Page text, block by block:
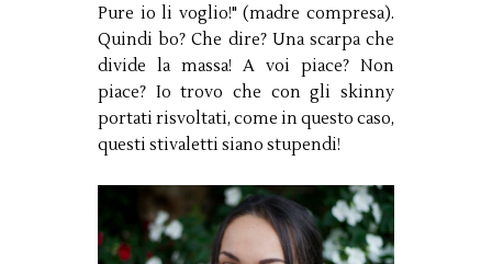
Pure io li voglio!" (madre compresa).
Quindi bo? Che dire? Una scarpa che
divide la massa! A voi piace? Non
piace? Io trovo che con gli skinny
portati risvoltati, come in questo caso,
questi stivaletti siano stupendi!